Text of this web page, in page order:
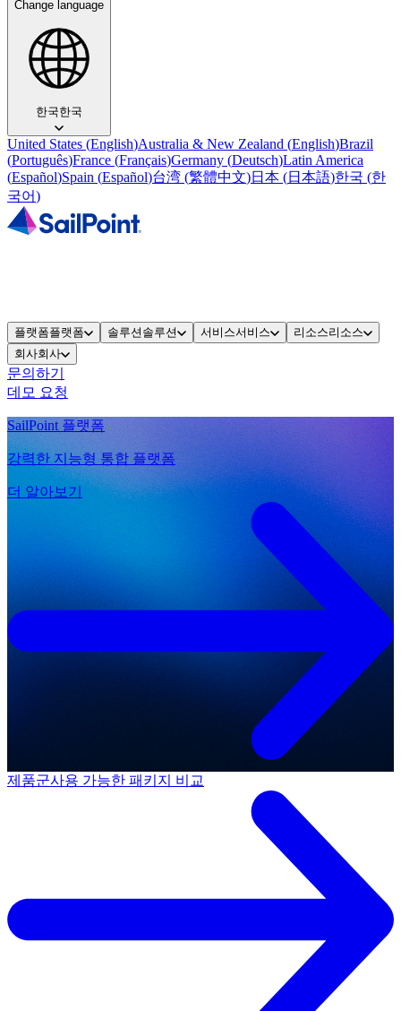
Change language
한국한국
United States (English)Australia & New Zealand (English)Brazil
(Português)France (Français)Germany (Deutsch)Latin America
(Español)Spain (Español)台湾 (繁體中文)日本 (日本語)한국 (한
국어)
플랫폼플랫폼 솔루션 솔루션 서비스서비스 리소스리소스
회사회사
문의하기
데모 요청
SailPoint 플랫폼
강력한 지능형 통합 플랫폼
더 알아보기
제품군사용 가능한 패키지 비교